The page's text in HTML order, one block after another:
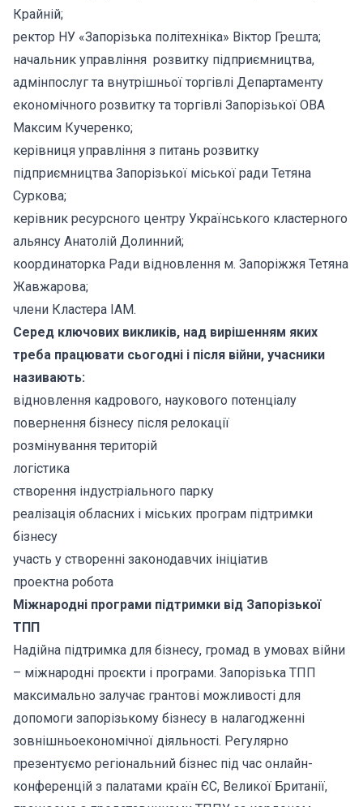
Крайній;
ректор НУ «Запорізька політехніка» Віктор Грешта;
начальник управління розвитку підприємництва,
адмінпослуг та внутрішньої торгівлі Департаменту
економічного розвитку та торгівлі Запорізької ОВА
Максим Кучеренко;
керівниця управління з питань розвитку
підприємництва Запорізької міської ради Тетяна
Суркова;
керівник ресурсного центру Українського кластерного
альянсу Анатолій Долинний;
координаторка Ради відновлення м. Запоріжжя Тетяна
Жавжарова;
члени Кластера ІАМ.
Серед ключових викликів, над вирішенням яких
треба працювати сьогодні і після війни, учасники
називають:
відновлення кадрового, наукового потенціалу
повернення бізнесу після релокації
розмінування територій
логістика
створення індустріального парку
реалізація обласних і міських програм підтримки
бізнесу
участь у створенні законодавчих ініціатив
проектна робота
Міжнародні програми підтримки від Запорізької
ТПП
Надійна підтримка для бізнесу, громад в умовах війни
– міжнародні проєкти і програми. Запорізька ТПП
максимально залучає грантові можливості для
допомоги запорізькому бізнесу в налагодженні
зовнішньоекономічної діяльності. Регулярно
презентуємо регіональний бізнес під час онлайн-
конференцій з палатами країн ЄС, Великої Британії,